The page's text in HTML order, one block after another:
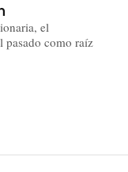
el
pasado como raíz